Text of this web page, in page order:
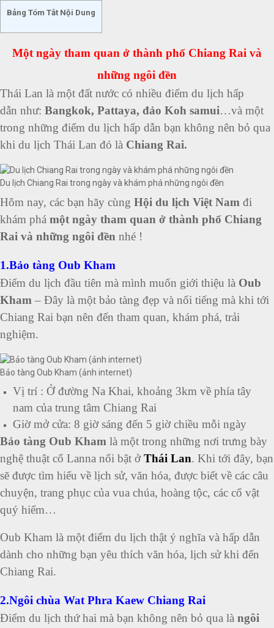
Bảng Tóm Tắt Nội Dung
Một ngày tham quan ở thành phố Chiang Rai và
những ngôi đền
Thái Lan là một đất nước có nhiều điểm du lịch hấp
dẫn như: Bangkok, Pattaya, đảo Koh samui…và một
trong những điểm du lịch hấp dẫn bạn không nên bỏ qua
khi du lịch Thái Lan đó là Chiang Rai.
Du lịch Chiang Rai trong ngày và khám phá những ngôi đền
Hôm nay, các bạn hãy cùng Hội du lịch Việt Nam đi
khám phá một ngày tham quan ở thành phố Chiang
Rai và những ngôi đền nhé !
1.Bảo tàng Oub Kham
Điểm du lịch đầu tiên mà mình muốn giới thiệu là Oub
Kham – Đây là một bảo tàng đẹp và nổi tiếng mà khi tới
Chiang Rai bạn nên đến tham quan, khám phá, trải
nghiệm.
Bảo tàng Oub Kham (ảnh internet)
Vị trí : Ở đường Na Khai, khoảng 3km về phía tây
nam của trung tâm Chiang Rai
Giờ mở cửa: 8 giờ sáng đến 5 giờ chiều mỗi ngày
Bảo tàng Oub Kham là một trong những nơi trưng bày
nghệ thuật cổ Lanna nổi bật ởThái Lan. Khi tới đây, bạn
sẽ được tìm hiểu về lịch sử, văn hóa, được biết về các câu
chuyện, trang phục của vua chúa, hoàng tộc, các cổ vật
quý hiếm…
Oub Kham là một điểm du lịch thật ý nghĩa và hấp dẫn
dành cho những bạn yêu thích văn hóa, lịch sử khi đến
Chiang Rai.
2.Ngôi chùa Wat Phra Kaew Chiang Rai
Điểm du lịch thứ hai mà bạn không nên bỏ qua là ngôi